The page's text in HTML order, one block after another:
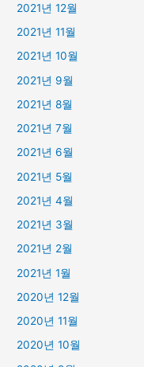
2021년 12월
2021년 11월
2021년 10월
2021년 9월
2021년 8월
2021년 7월
2021년 6월
2021년 5월
2021년 4월
2021년 3월
2021년 2월
2021년 1월
2020년 12월
2020년 11월
2020년 10월